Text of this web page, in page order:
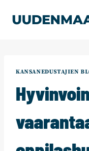
sisältöön
KANSANEDUSTAJIEN